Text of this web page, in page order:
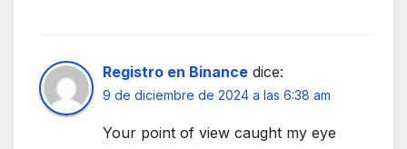
Registro en Binance dice:
9 de diciembre de 2024 a las 6:38 am
Your point of view caught my eye